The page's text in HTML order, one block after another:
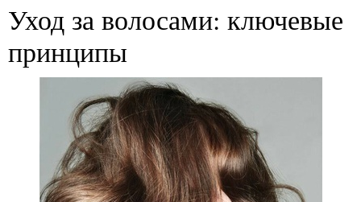
Уход за волосами: ключевые
принципы